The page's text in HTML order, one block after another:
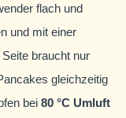
flach und
und mit einer
braucht nur
gleichzeitig
bei 80 °C Umluft